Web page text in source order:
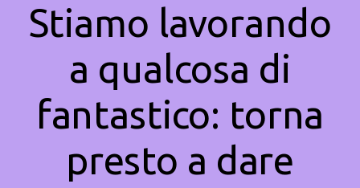
Stiamo lavorando
a qualcosa di
fantastico: torna
presto a dare